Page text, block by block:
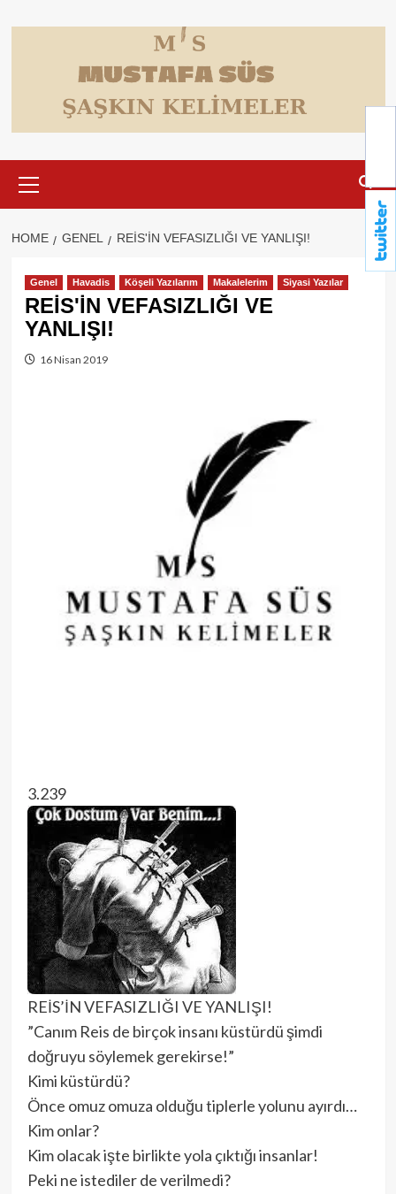
to
Menu
HOME GENEL REİS'İN VEFASIZLIĞI VE YANLIŞI!
Genel Havadis Köşeli Yazılarım Makalelerim Siyasi Yazılar
REİS'İN VEFASIZLIĞI VE
YANLIŞI!
16 Nisan 2019
3.239
REİS’İN VEFASIZLIĞI VE YANLIŞI!
”Canım Reis de birçok insanı küstürdü şimdi
doğruyu söylemek gerekirse!”
Kimi küstürdü?
Önce omuz omuza olduğu tiplerle yolunu ayırdı…
Kim onlar?
Kim olacak işte birlikte yola çıktığı insanlar!
Peki ne istediler de verilmedi?